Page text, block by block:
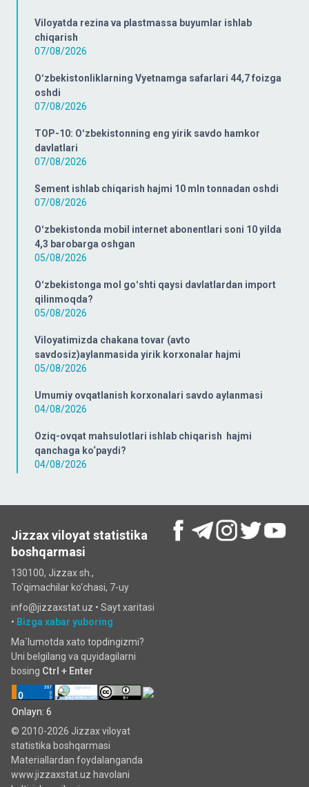
Viloyatda rezina va plastmassa buyumlar ishlab
chiqarish
07/08/2026
Oʻzbekistonliklarning Vyetnamga safarlari 44,7 foizga
oshdi
07/08/2026
TOP-10: Oʻzbekistonning eng yirik savdo hamkor
davlatlari
07/08/2026
Sement ishlab chiqarish hajmi 10 mln tonnadan oshdi
07/08/2026
Oʻzbekistonda mobil internet abonentlari soni 10 yilda
4,3 barobarga oshgan
05/08/2026
Oʻzbekistonga mol goʻshti qaysi davlatlardan import
qilinmoqda?
05/08/2026
Viloyatimizda chakana tovar (avto
savdosiz)aylanmasida yirik korxonalar hajmi
05/08/2026
Umumiy ovqatlanish korxonalari savdo aylanmasi
04/08/2026
Oziq-ovqat mahsulotlari ishlab chiqarish hajmi
qanchaga ko‘paydi?
04/08/2026
Jizzax viloyat statistika
boshqarmasi
130100, Jizzax sh.,
To'qimachilar ko‘chаsi, 7-uy
info@jizzaxstat.uz • Sayt xaritasi
• Bizga xabar yuboring
Ma`lumotda xato topdingizmi?
Uni belgilang va quyidagilarni
bosing Ctrl + Enter
Onlayn: 6
© 2010-2026 Jizzax viloyat
statistika boshqarmasi
Materiallardan foydalanganda
www.jizzaxstat.uz havolani